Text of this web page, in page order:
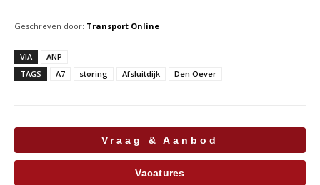
Geschreven door: Transport Online
VIA
ANP
TAGS
A7 storing Afsluitdijk Den Oever
Vraag & Aanbod
Vacatures